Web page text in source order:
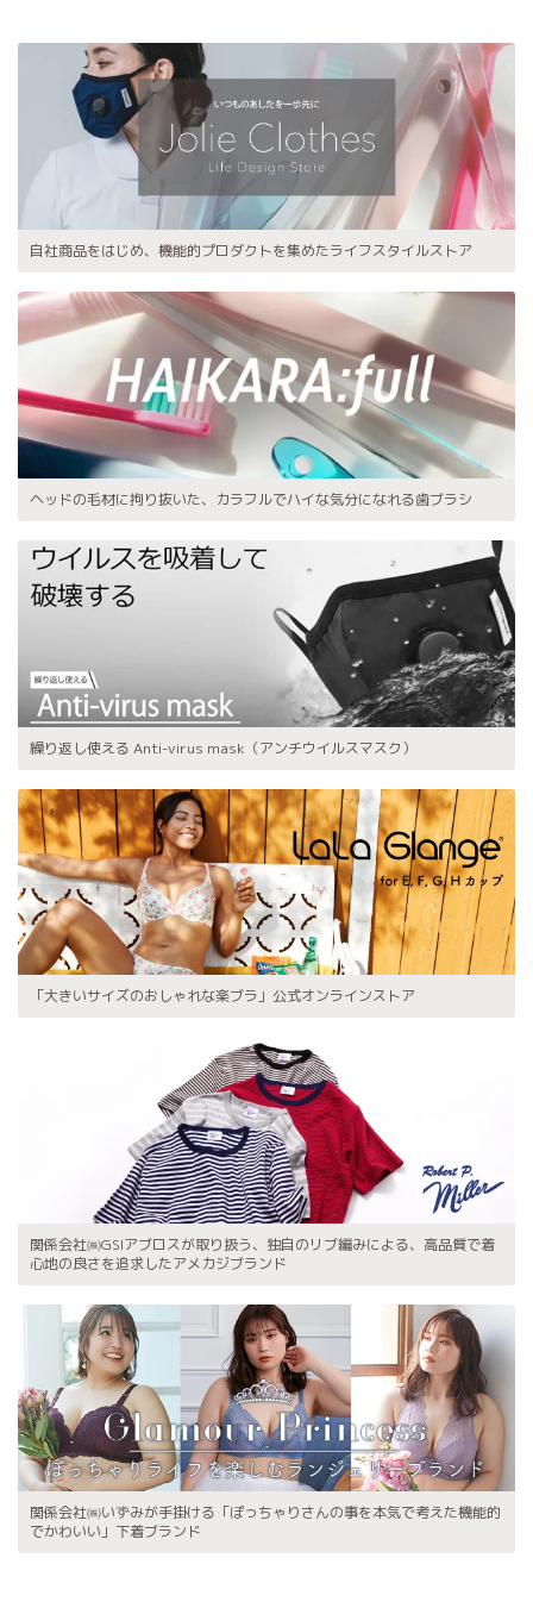
自社商品をはじめ、機能的プロダクトを集めたライフスタイルストア
ヘッドの毛材に拘り抜いた、カラフルでハイな気分になれる歯ブラシ
繰り返し使える Anti-virus mask（アンチウイルスマスク）
「大きいサイズのおしゃれな楽ブラ」公式オンラインストア
関係会社㈱GSIアブロスが取り扱う、独自のリブ編みによる、高品質で着
心地の良さを追求したアメカジブランド
関係会社㈱いずみが手掛ける「ぽっちゃりさんの事を本気で考えた機能的
でかわいい」下着ブランド